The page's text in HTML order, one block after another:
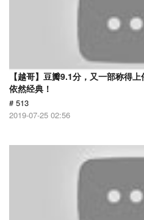
【越哥】豆瓣9.1分，又一部称得
依然经典！
# 513
2019-07-25 02:56